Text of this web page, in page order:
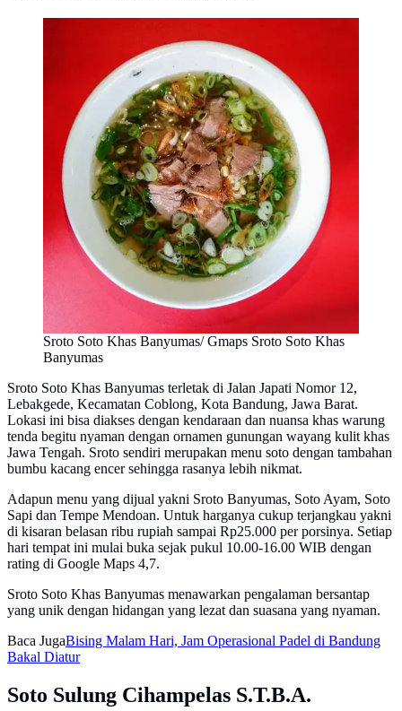
Sroto Soto Khas Banyumas/ Gmaps Sroto Soto Khas
Banyumas
Sroto Soto Khas Banyumas terletak di Jalan Japati Nomor 12,
Lebakgede, Kecamatan Coblong, Kota Bandung, Jawa Barat.
Lokasi ini bisa diakses dengan kendaraan dan nuansa khas warung
tenda begitu nyaman dengan ornamen gunungan wayang kulit khas
Jawa Tengah. Sroto sendiri merupakan menu soto dengan tambahan
bumbu kacang encer sehingga rasanya lebih nikmat.
Adapun menu yang dijual yakni Sroto Banyumas, Soto Ayam, Soto
Sapi dan Tempe Mendoan. Untuk harganya cukup terjangkau yakni
di kisaran belasan ribu rupiah sampai Rp25.000 per porsinya. Setiap
hari tempat ini mulai buka sejak pukul 10.00-16.00 WIB dengan
rating di Google Maps 4,7.
Sroto Soto Khas Banyumas menawarkan pengalaman bersantap
yang unik dengan hidangan yang lezat dan suasana yang nyaman.
Baca JugaBising Malam Hari, Jam Operasional Padel di Bandung
Bakal Diatur
Soto Sulung Cihampelas S.T.B.A.